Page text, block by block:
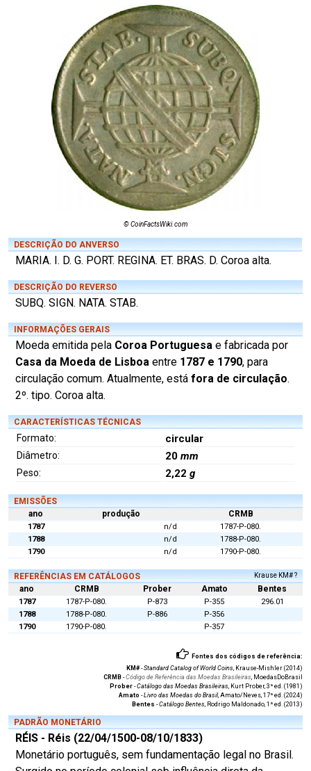
© CoinFactsWiki.com
DESCRIÇÃO DO ANVERSO
MARIA. I. D. G. PORT. REGINA. ET. BRAS. D. Coroa alta.
DESCRIÇÃO DO REVERSO
SUBQ. SIGN. NATA. STAB.
INFORMAÇÕES GERAIS
Moeda emitida pela Coroa Portuguesa e fabricada por
Casa da Moeda de Lisboa entre 1787 e 1790, para
circulação comum. Atualmente, está fora de circulação.
2º. tipo. Coroa alta.
CARACTERÍSTICAS TÉCNICAS
Formato: circular
Diâmetro: 20 mm
Peso: 2,22 g
EMISSÕES
ano
produção CRMB
1787 n/d
1787-P-080.
1788
n/d
1788-P-080.
1790
n/d 1790-P-080.
REFERÊNCIAS EM CATÁLOGOS Krause KM# ?
ano CRMB Prober Amato Bentes
1787 1787-P-080. P-873 P-355
296.01
1788
1788-P-080. P-886
P-356
1790
1790-P-080. P-357
Fontes dos códigos de referência:
KM#-Standard Catalog of World Coins, Krause-Mishler (2014)
CRMB -Código de Referência das Moedas Brasileiras, MoedasDoBrasil
Prober -Catálogo das Moedas Brasileiras, Kurt Prober, 3ª ed. (1981)
Amato -Livro das Moedas do Brasil, Amato/Neves, 17ª ed. (2024)
Bentes -Catálogo Bentes, Rodrigo Maldonado, 1ª ed. (2013)
PADRÃO MONETÁRIO
RÉIS - Réis (22/04/1500-08/10/1833)
Monetário português, sem fundamentação legal no Brasil.